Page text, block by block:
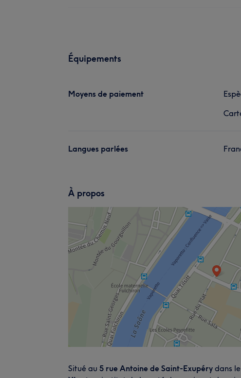
Équipements
Moyens de paiement
Langues parlées
À propos
Situé au 5 rue Antoine de Saint-Exupéry dans le